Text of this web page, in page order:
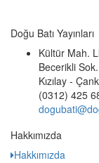
Doğu Batı Yayınları
Kültür Mah.
Becerikli
Kızılay -
(0312) 425
Hakkımızda
Hakkımızda